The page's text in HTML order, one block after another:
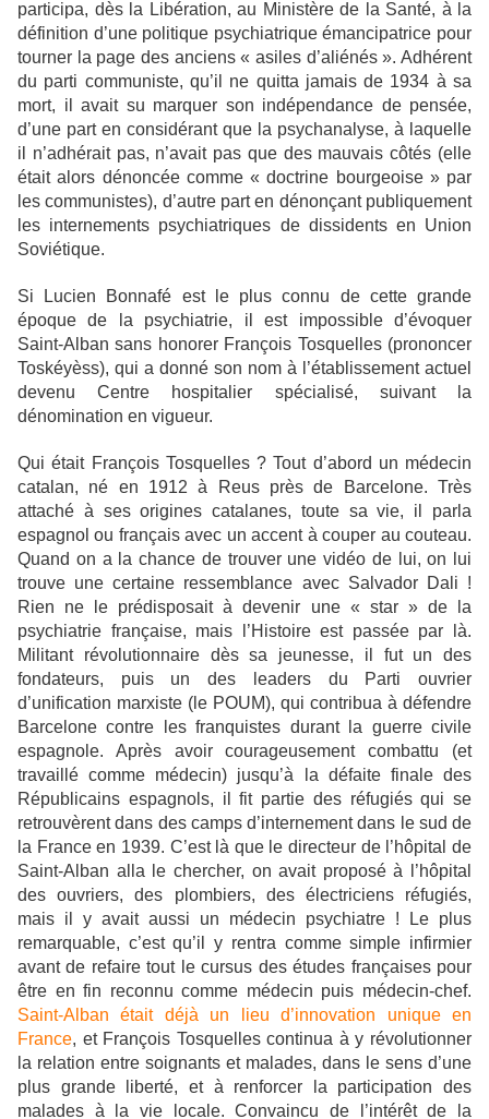
participa, dès la Libération, au Ministère de la Santé, à la
définition d’une politique psychiatrique émancipatrice pour
tourner la page des anciens « asiles d’aliénés ». Adhérent
du parti communiste, qu’il ne quitta jamais de 1934 à sa
mort, il avait su marquer son indépendance de pensée,
d’une part en considérant que la psychanalyse, à laquelle
il n’adhérait pas, n’avait pas que des mauvais côtés (elle
était alors dénoncée comme « doctrine bourgeoise » par
les communistes), d’autre part en dénonçant publiquement
les internements psychiatriques de dissidents en Union
Soviétique.
Si Lucien Bonnafé est le plus connu de cette grande
époque de la psychiatrie, il est impossible d’évoquer
Saint-Alban sans honorer François Tosquelles (prononcer
Toskéyèss), qui a donné son nom à l’établissement actuel
devenu Centre hospitalier spécialisé, suivant la
dénomination en vigueur.
Qui était François Tosquelles ? Tout d’abord un médecin
catalan, né en 1912 à Reus près de Barcelone. Très
attaché à ses origines catalanes, toute sa vie, il parla
espagnol ou français avec un accent à couper au couteau.
Quand on a la chance de trouver une vidéo de lui, on lui
trouve une certaine ressemblance avec Salvador Dali !
Rien ne le prédisposait à devenir une « star » de la
psychiatrie française, mais l’Histoire est passée par là.
Militant révolutionnaire dès sa jeunesse, il fut un des
fondateurs, puis un des leaders du Parti ouvrier
d’unification marxiste (le POUM), qui contribua à défendre
Barcelone contre les franquistes durant la guerre civile
espagnole. Après avoir courageusement combattu (et
travaillé comme médecin) jusqu’à la défaite finale des
Républicains espagnols, il fit partie des réfugiés qui se
retrouvèrent dans des camps d’internement dans le sud de
la France en 1939. C’est là que le directeur de l’hôpital de
Saint-Alban alla le chercher, on avait proposé à l’hôpital
des ouvriers, des plombiers, des électriciens réfugiés,
mais il y avait aussi un médecin psychiatre ! Le plus
remarquable, c’est qu’il y rentra comme simple infirmier
avant de refaire tout le cursus des études françaises pour
être en fin reconnu comme médecin puis médecin-chef.
Saint-Alban était déjà un lieu d’innovation unique en
France, et François Tosquelles continua à y révolutionner
la relation entre soignants et malades, dans le sens d’une
plus grande liberté, et à renforcer la participation des
malades à la vie locale. Convaincu de l’intérêt de la